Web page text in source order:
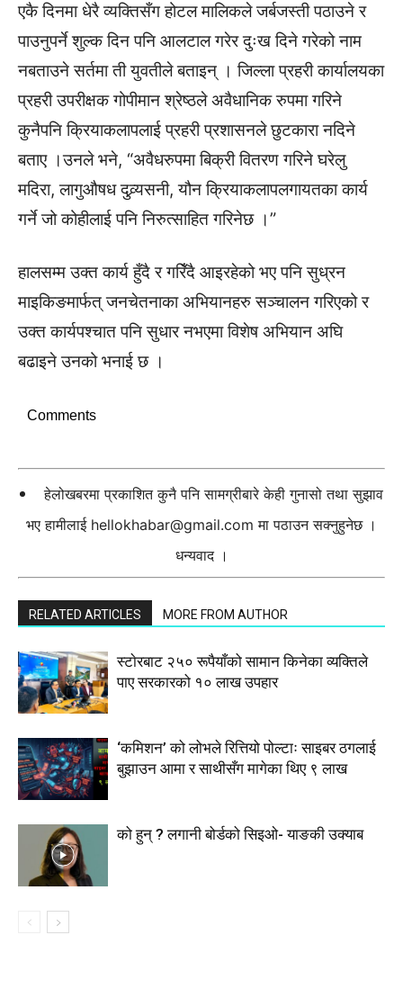
एकै दिनमा धेरै व्यक्तिसँग होटल मालिकले जर्बजस्ती पठाउने र
पाउनुपर्ने शुल्क दिन पनि आलटाल गरेर दुःख दिने गरेको नाम
नबताउने सर्तमा ती युवतीले बताइन् । जिल्ला प्रहरी कार्यालयका
प्रहरी उपरीक्षक गोपीमान श्रेष्ठले अवैधानिक रुपमा गरिने
कुनैपनि क्रियाकलापलाई प्रहरी प्रशासनले छुटकारा नदिने
बताए ।उनले भने, “अवैधरुपमा बिक्री वितरण गरिने घरेलु
मदिरा, लागुऔषध दुव्र्यसनी, यौन क्रियाकलापलगायतका कार्य
गर्ने जो कोहीलाई पनि निरुत्साहित गरिनेछ ।”
हालसम्म उक्त कार्य हुँदै र गरिँदै आइरहेको भए पनि सुध्रन
माइकिङमार्फत् जनचेतनाका अभियानहरु सञ्चालन गरिएको र
उक्त कार्यपश्चात पनि सुधार नभएमा विशेष अभियान अघि
बढाइने उनको भनाई छ ।
Comments
हेलोखबरमा प्रकाशित कुनै पनि सामग्रीबारे केही गुनासो तथा सुझाव
भए हामीलाई hellokhabar@gmail.com मा पठाउन सक्नुहुनेछ ।
धन्यवाद ।
RELATED ARTICLES MORE FROM AUTHOR
स्टाेरबाट २५० रूपैयाँको सामान किनेका व्यक्तिले
पाए सरकारको १० लाख उपहार
‘कमिशन’ को लोभले रित्तियो पोल्टाः साइबर ठगलाई
बुझाउन आमा र साथीसँग मागेका थिए ९ लाख
को हुन् ? लगानी बोर्डको सिइओ- याङकी उक्याब